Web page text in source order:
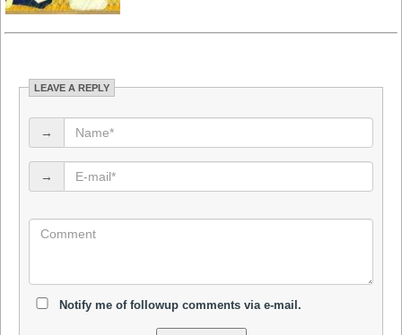
LEAVE A REPLY
→
→
Notify me of followup comments via e-mail.